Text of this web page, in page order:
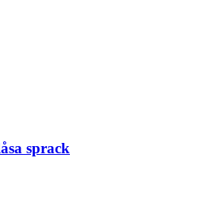
sprack